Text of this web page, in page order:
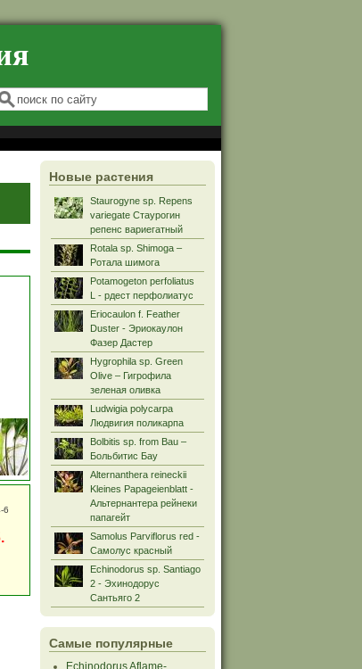
поиска
6
Новые растения
Staurogyne sp. Repens
variegate Стаурогин
репенс вариегатный
Rotala sp. Shimoga –
Ротала шимога
Potamogeton perfoliatus
L - рдест перфолиатус
Eriocaulon f. Feather
Duster - Эриокаулон
Фазер Дастер
Hygrophila sp. Green
Olive – Гигрофила
зеленая оливка
Ludwigia polycarpa
Людвигия поликарпа
Bolbitis sp. from Bau –
Больбитис Бау
Alternanthera reineckii
Kleines Papageienblatt -
Альтернантера рейнеки
папагейт
Samolus Parviflorus red -
Самолус красный
Echinodorus sp. Santiago
2 - Эхинодорус
Сантьяго 2
Самые популярные
Echinodorus Aflame-